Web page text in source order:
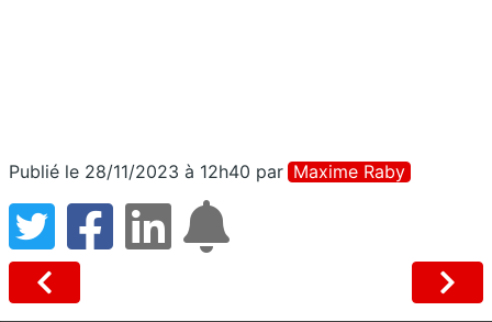
Publié le 28/11/2023 à 12h40 par Maxime Raby